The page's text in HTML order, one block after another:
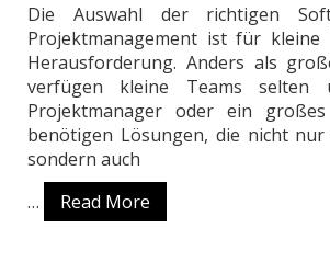
Die Auswahl der richtigen
Projektmanagement ist für
Herausforderung. Anders als
verfügen kleine Teams selten
Projektmanager oder ein
benötigen Lösungen, die nicht
sondern auch
…
Read More